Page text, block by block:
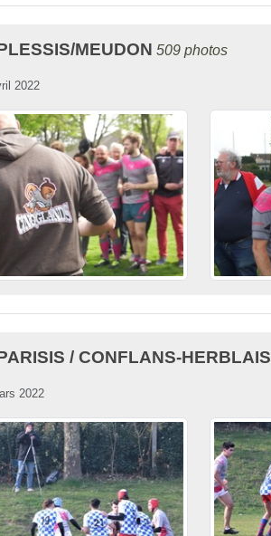
MEUDON 509 photos
2022
/ CONFLANS-HERBLAIS
2022